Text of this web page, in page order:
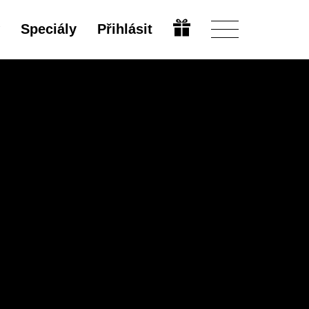
Speciály Přihlásit